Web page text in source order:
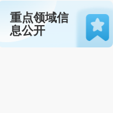
重点领域信
息公开